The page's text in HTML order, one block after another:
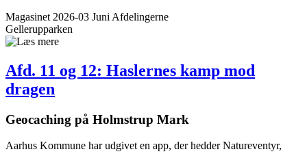
Magasinet 2026-03 Juni Afdelingerne
Gellerupparken
Afd. 11 og 12: Haslernes kamp mod
dragen
Geocaching på Holmstrup Mark
Aarhus Kommune har udgivet en app, der hedder Natureventyr,